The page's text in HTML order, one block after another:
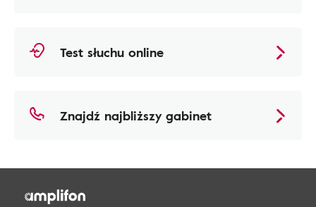
Test słuchu online
Znajdź najbliższy gabinet